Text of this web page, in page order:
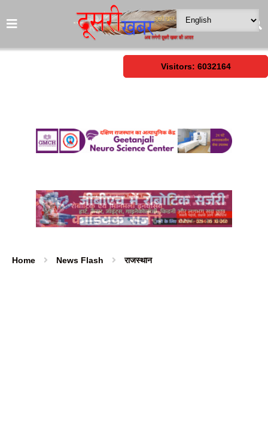
Visitors: 6032164
Home News Flash राजस्थान